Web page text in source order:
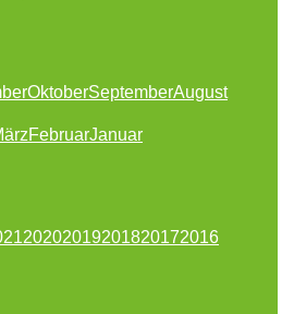
OktoberSeptemberAugust
FebruarJanuar
20202019201820172016